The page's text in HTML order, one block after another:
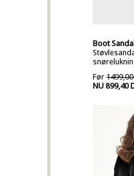
Boot
Før 1499,00
NU 899,40